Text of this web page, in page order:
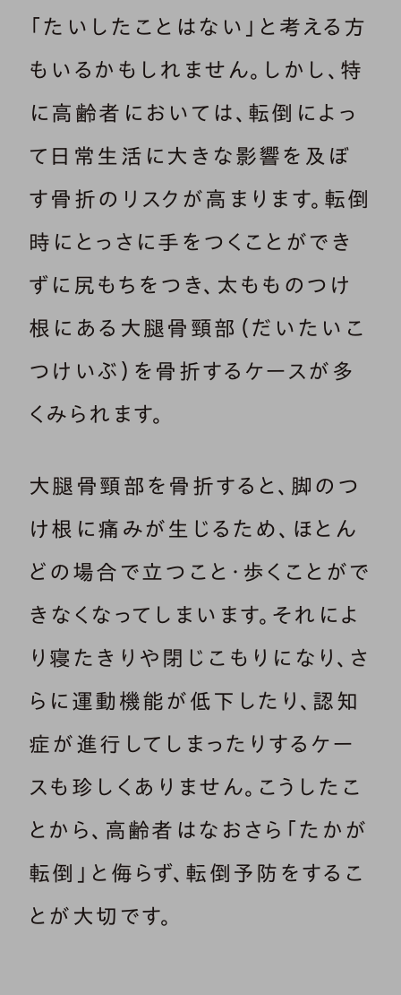
「たいしたことはない」と考える方
もいるかもしれません。しかし、特
に高齢者においては、転倒によっ
て日常生活に大きな影響を及ぼ
す骨折のリスクが高まります。転倒
時にとっさに手をつくことができ
ずに尻もちをつき、太もものつけ
根にある大腿骨頸部（だいたいこ
つけいぶ）を骨折するケースが多
くみられます。
大腿骨頸部を骨折すると、脚のつ
け根に痛みが生じるため、ほとん
どの場合で立つこと・歩くことがで
きなくなってしまいます。それによ
り寝たきりや閉じこもりになり、さ
らに運動機能が低下したり、認知
症が進行してしまったりするケー
スも珍しくありません。こうしたこ
とから、高齢者はなおさら「たかが
転倒」と侮らず、転倒予防をするこ
とが大切です。